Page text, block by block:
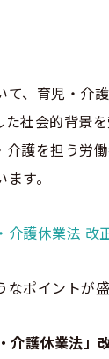
、育児・介
た社会的背景
介護を担う労
す。
介護休業法 改
ポイントが盛
護休業法」